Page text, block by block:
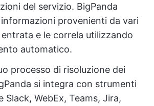
del servizio. BigPanda
provenienti da vari
e le correla utilizzando
automatico.
processo di risoluzione dei
si integra con strumenti
Slack, WebEx, Teams, Jira,